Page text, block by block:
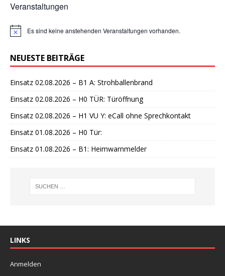
Veranstaltungen
H
w
e
s
Es sind keine anstehenden Veranstaltungen vorhanden.
NEUESTE BEITRÄGE
Einsatz 02.08.2026 – B1 A: Strohballenbrand
Einsatz 02.08.2026 – H0 TÜR: Türöffnung
Einsatz 02.08.2026 – H1 VU Y: eCall ohne Sprechkontakt
Einsatz 01.08.2026 – H0 Tür:
Einsatz 01.08.2026 – B1: Heimwarnmelder
LINKS
Anmelden